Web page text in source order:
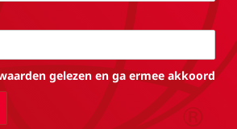
gelezen en ga ermee akkoord